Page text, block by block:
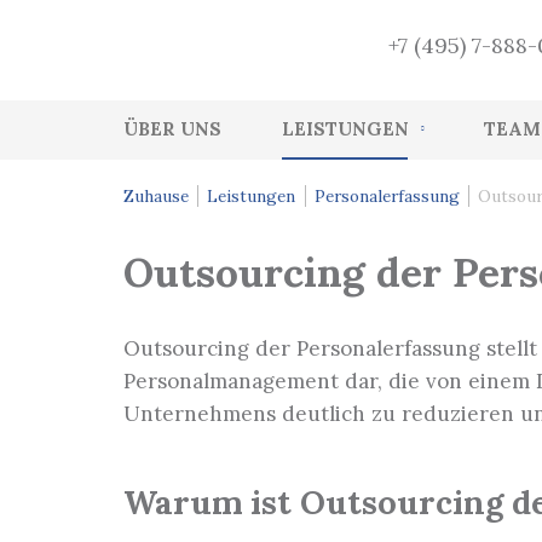
+7 (495) 7-
ÜBER UNS LEISTUNGEN
Buchführung
Buchprüfung
Buchführungs- und Steuerberatung
Funktion eines Finanzdirektors
Steuerplanung
TEAM
Zuhause Leistungen Personalerfassung
Outsourcing der
Outsourcing der Personalerfassung
Personalmanagement dar, die von
Unternehmens deutlich zu reduzieren
Warum ist Outsourcing